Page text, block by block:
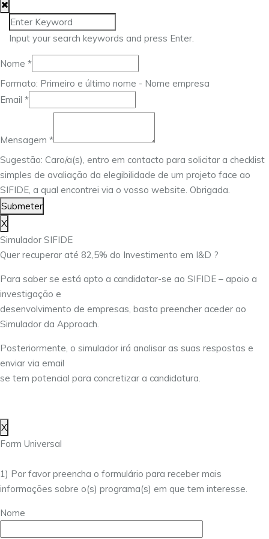
Input your search keywords and press Enter.
Nome *
Formato: Primeiro e último nome - Nome empresa
Email *
Nome
Mensagem *
Sugestão: Caro/a(s), entro em contacto para solicitar a checklist
simples de avaliação da elegibilidade de um projeto face ao
SIFIDE, a qual encontrei via o vosso website. Obrigada.
Submeter
X
Simulador SIFIDE
Quer recuperar até 82,5% do Investimento em I&D ?
Para saber se está apto a candidatar-se ao SIFIDE – apoio a
investigação e
desenvolvimento de empresas, basta preencher aceder ao
Simulador da Approach.
Posteriormente, o simulador irá analisar as suas respostas e
enviar via email
se tem potencial para concretizar a candidatura.
X
Form Universal
1) Por favor preencha o formulário para receber mais
informações sobre o(s) programa(s) em que tem interesse.
Nome